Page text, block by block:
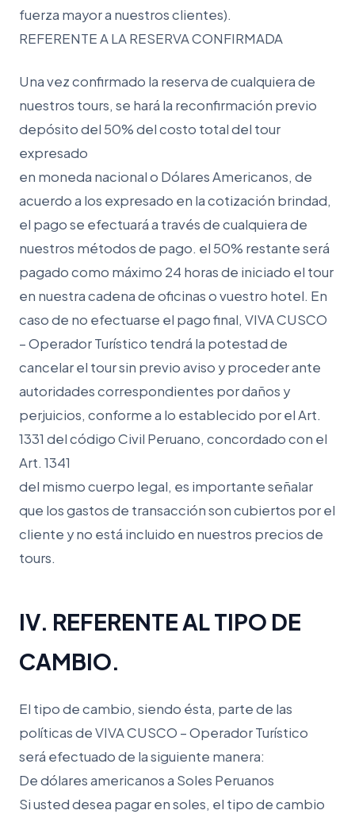
fuerza mayor a nuestros clientes).
REFERENTE A LA RESERVA CONFIRMADA
Una vez confirmado la reserva de cualquiera de
nuestros tours, se hará la reconfirmación previo
depósito del 50% del costo total del tour
expresado
en moneda nacional o Dólares Americanos, de
acuerdo a los expresado en la cotización brindad,
el pago se efectuará a través de cualquiera de
nuestros métodos de pago. el 50% restante será
pagado como máximo 24 horas de iniciado el tour
en nuestra cadena de oficinas o vuestro hotel. En
caso de no efectuarse el pago final, VIVA CUSCO
– Operador Turístico tendrá la potestad de
cancelar el tour sin previo aviso y proceder ante
autoridades correspondientes por daños y
perjuicios, conforme a lo establecido por el Art.
1331 del código Civil Peruano, concordado con el
Art. 1341
del mismo cuerpo legal, es importante señalar
que los gastos de transacción son cubiertos por el
cliente y no está incluido en nuestros precios de
tours.
IV. REFERENTE AL TIPO DE
CAMBIO.
El tipo de cambio, siendo ésta, parte de las
políticas de VIVA CUSCO – Operador Turístico
será efectuado de la siguiente manera:
De dólares americanos a Soles Peruanos
Si usted desea pagar en soles, el tipo de cambio